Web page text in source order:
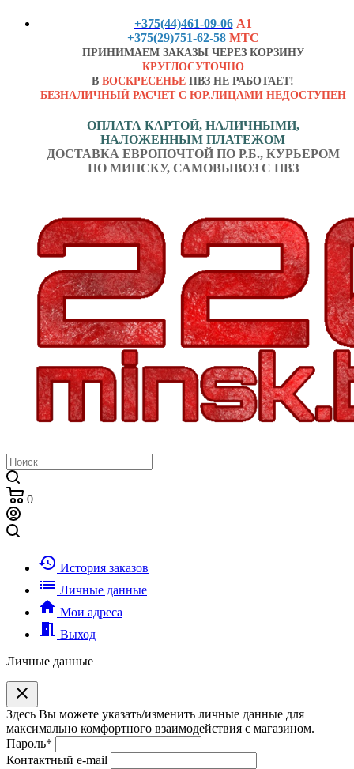
+375(44)461-09-06 А1
+375(29)751-62-58 МТС
ПРИНИМАЕМ ЗАКАЗЫ ЧЕРЕЗ КОРЗИНУ
КРУГЛОСУТОЧНО
В ВОСКРЕСЕНЬЕ ПВЗ НЕ РАБОТАЕТ!
БЕЗНАЛИЧНЫЙ РАСЧЕТ С ЮР.ЛИЦАМИ НЕДОСТУПЕН
ОПЛАТА КАРТОЙ, НАЛИЧНЫМИ,
НАЛОЖЕННЫМ ПЛАТЕЖОМ
ДОСТАВКА ЕВРОПОЧТОЙ ПО Р.Б., КУРЬЕРОМ
ПО МИНСКУ, САМОВЫВОЗ С ПВЗ
0
history История заказов
list Личные данные
home Мои адреса
meeting_room Выход
Личные данные
clear
Здесь Вы можете указать/изменить личные данные для
максимально комфортного взаимодействия с магазином.
Пароль*
Контактный e-mail